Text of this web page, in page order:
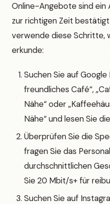
Online-Angebote sind ein
zur richtigen Zeit bestätigt
verwende diese Schritte,
erkunde:
Suchen Sie auf
freundliches Café“,
Nähe“ oder
Nähe“ und lesen Sie
Überprüfen Sie die
fragen Sie das
durchschnittlichen
Sie 20 Mbit/s+ für
Suchen Sie auf